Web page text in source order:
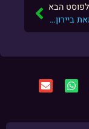
לפוסט הבא
"העבודה" מאת ביירון קייטי: נתיב לבהירות פנימית